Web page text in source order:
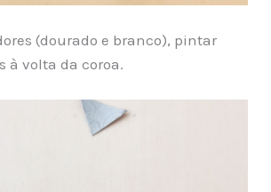
(dourado e branco), pintar
à volta da coroa.